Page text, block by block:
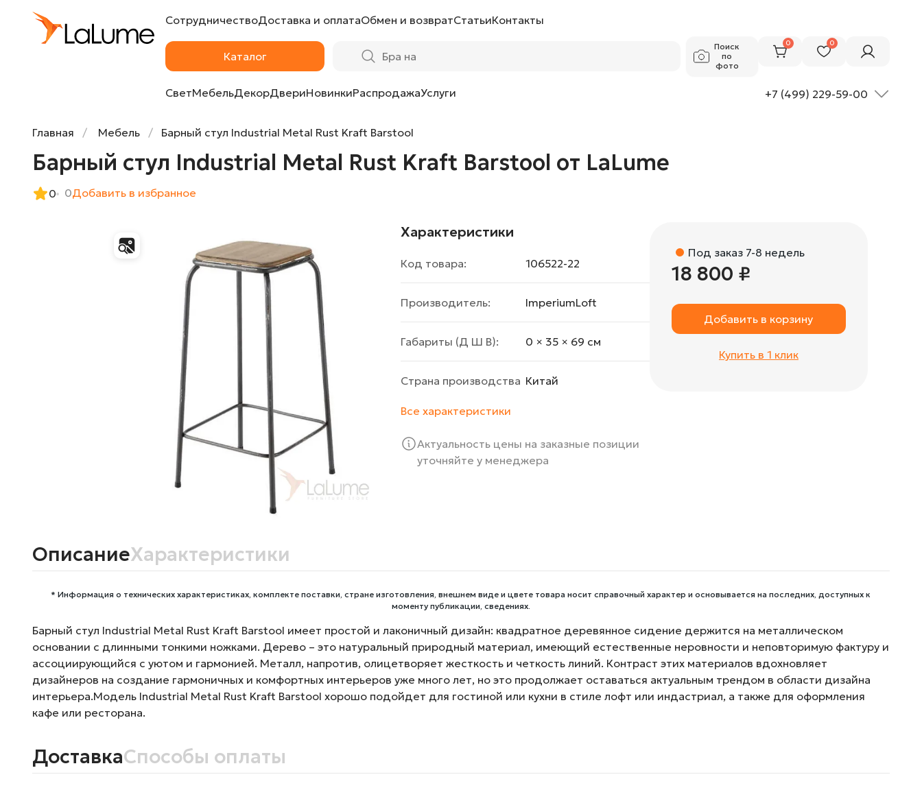
СотрудничествоДоставка и оплатаОбмен и возвратСтатьиКонтакты
Каталог
Поиск
по
фото
0 0
СветМебельДекорДвериНовинкиРаспродажаУслуги +7 (499) 229-59-00
Главная Мебель Барный стул Industrial Metal Rust Kraft Barstool
Барный стул Industrial Metal Rust Kraft Barstool от LaLume
0 0Добавить в избранное
Характеристики
Код товара: 106522-22
Производитель: ImperiumLoft
Габариты (Д Ш В): 0 × 35 × 69 cм
Страна производства Китай
Все характеристики
Актуальность цены на заказные позиции
уточняйте у менеджера
Под заказ 7-8 недель
18 800 ₽
Добавить в корзину
Купить в 1 клик
ОписаниеХарактеристики
* Информация о технических характеристиках, комплекте поставки, стране изготовления, внешнем виде и цвете товара носит справочный характер и основывается на последних, доступных к
моменту публикации, сведениях.
Барный стул Industrial Metal Rust Kraft Barstool имеет простой и лаконичный дизайн: квадратное деревянное сидение держится на металлическом
основании с длинными тонкими ножками. Дерево – это натуральный природный материал, имеющий естественные неровности и неповторимую фактуру и
ассоциирующийся с уютом и гармонией. Металл, напротив, олицетворяет жесткость и четкость линий. Контраст этих материалов вдохновляет
дизайнеров на создание гармоничных и комфортных интерьеров уже много лет, но это продолжает оставаться актуальным трендом в области дизайна
интерьера.Модель Industrial Metal Rust Kraft Barstool хорошо подойдет для гостиной или кухни в стиле лофт или индастриал, а также для оформления
кафе или ресторана.
ДоставкаСпособы оплаты
Барный стул Industrial Metal Rust Kraft Barstool от LaLume